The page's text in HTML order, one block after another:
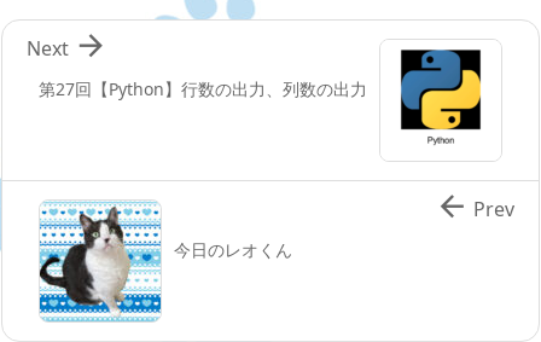
第27回【Python】行数の出力、列数の出力

Next
今日のレオくん
 Prev